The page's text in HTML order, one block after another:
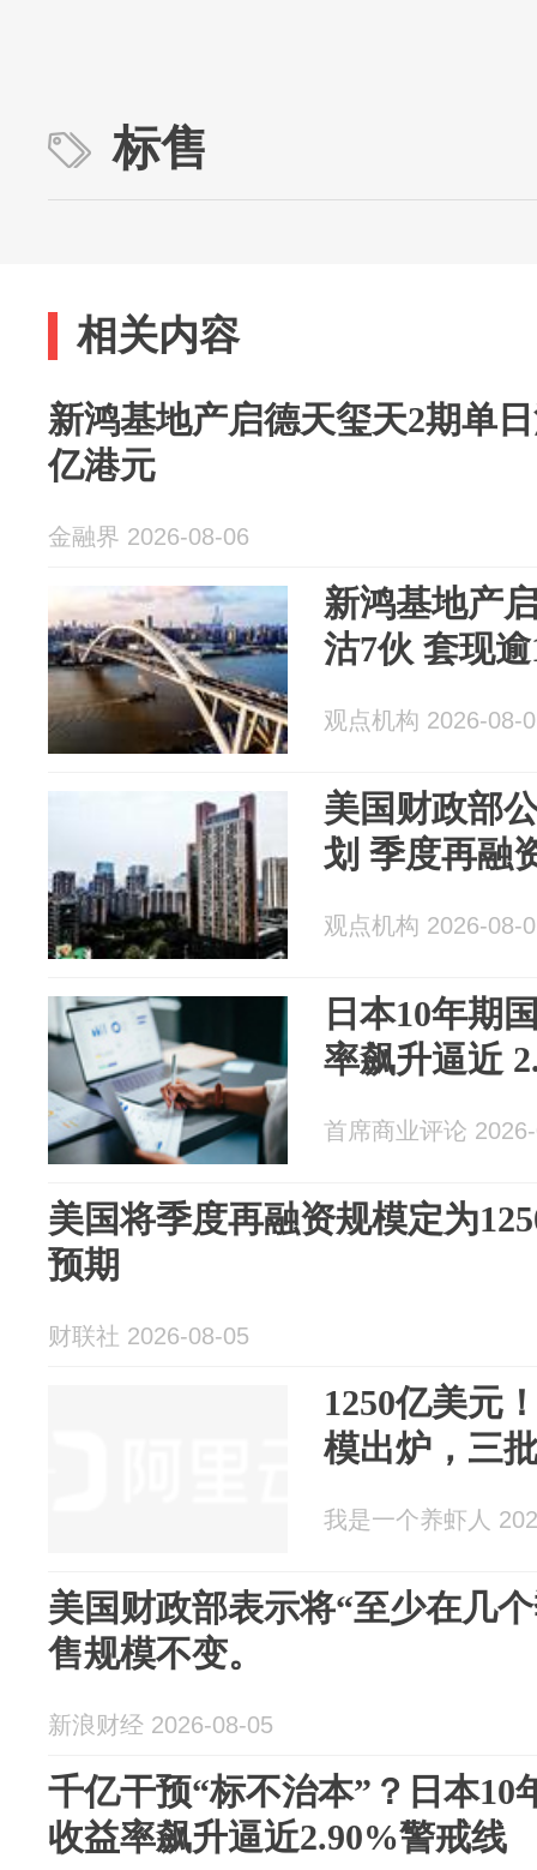
标售
相关内容
新鸿基地产启德天玺天2期单
亿港元
金融界 2026-08-06
新鸿基地产
沽7伙 套现
观点机构 2026-08-
美国财政部
划 季度再融
观点机构 2026-08-
⽇本10年期
率飙升逼近
首席商业评论
美国将季度再融资规模定为
预期
财联社 2026-08-05
1250亿美元
模出炉，三
我是一个养虾人
美国财政部表示将“至少在几
售规模不变。
新浪财经 2026-08-05
千亿干预“标不治本”？日本10
收益率飙升逼近2.90%警戒线